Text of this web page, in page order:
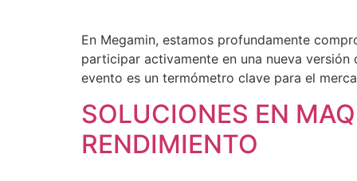
En Megamin, estamos profundamente
participar activamente en una nueva versión
evento es un termómetro clave para el
SOLUCIONES EN
RENDIMIENTO